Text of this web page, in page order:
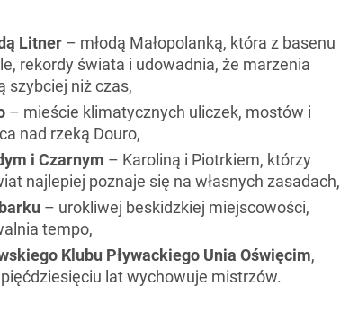
Litner – młodą Małopolanką, która z basenu
rekordy świata i udowadnia, że marzenia
szybciej niż czas,
– mieście klimatycznych uliczek, mostów i
nad rzeką Douro,
i Czarnym – Karoliną i Piotrkiem, którzy
najlepiej poznaje się na własnych zasadach,
– urokliwej beskidzkiej miejscowości,
tempo,
Klubu Pływackiego Unia Oświęcim,
lat wychowuje mistrzów.